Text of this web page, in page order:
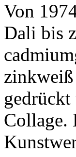
Von
Dali bis
Collage.